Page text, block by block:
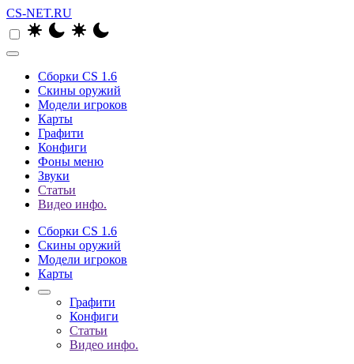
CS-NET.RU
Сборки CS 1.6
Скины оружий
Модели игроков
Карты
Графити
Конфиги
Фоны меню
Звуки
Статьи
Видео инфо.
Сборки CS 1.6
Скины оружий
Модели игроков
Карты
Графити
Конфиги
Статьи
Видео инфо.